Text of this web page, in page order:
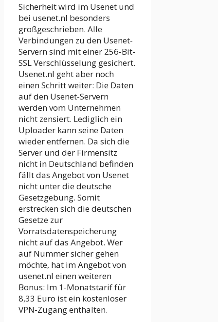
Sicherheit wird im Usenet und
bei usenet.nl besonders
großgeschrieben. Alle
Verbindungen zu den Usenet-
Servern sind mit einer 256-Bit-
SSL Verschlüsselung gesichert.
Usenet.nl geht aber noch
einen Schritt weiter: Die Daten
auf den Usenet-Servern
werden vom Unternehmen
nicht zensiert. Lediglich ein
Uploader kann seine Daten
wieder entfernen. Da sich die
Server und der Firmensitz
nicht in Deutschland befinden
fällt das Angebot von Usenet
nicht unter die deutsche
Gesetzgebung. Somit
erstrecken sich die deutschen
Gesetze zur
Vorratsdatenspeicherung
nicht auf das Angebot. Wer
auf Nummer sicher gehen
möchte, hat im Angebot von
usenet.nl einen weiteren
Bonus: Im 1-Monatstarif für
8,33 Euro ist ein kostenloser
VPN-Zugang enthalten.